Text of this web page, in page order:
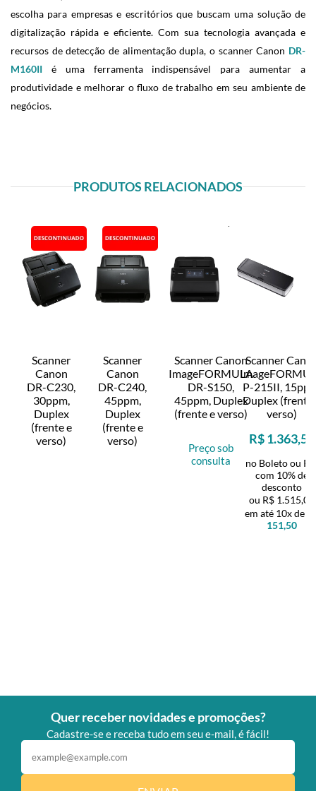
escolha para empresas e escritórios que buscam uma solução de
digitalização rápida e eficiente. Com sua tecnologia avançada e
recursos de detecção de alimentação dupla, o scanner Canon DR-
M160II é uma ferramenta indispensável para aumentar a
produtividade e melhorar o fluxo de trabalho em seu ambiente de
negócios.
PRODUTOS RELACIONADOS
Scanner
Canon
DR-C230,
30ppm,
Duplex
(frente e
verso)
Scanner
Canon
DR-C240,
45ppm,
Duplex
(frente e
verso)
Scanner Canon
ImageFORMULA
DR-S150,
45ppm, Duplex
(frente e verso)
Preço sob
consulta
Scanner
P-215II,
Duplex (frente
verso)
R$ 1.363,50
no Boleto ou
com 10% de
desconto
R$ 1.515,00
10x de
151,50
Quer receber novidades e promoções?
Cadastre-se e receba tudo em seu e-mail, é fácil!